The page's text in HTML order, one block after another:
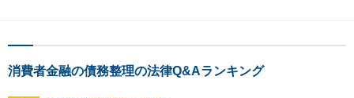
消費者金融の債務整理の法律Q&Aランキング